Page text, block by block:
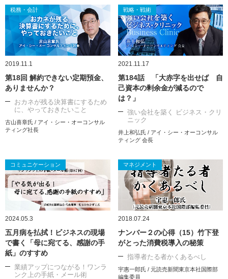
税務・会計
2019.11.1
第18回 解約できない定期預金、
ありませんか？
おカネが残る決算書にするため
に、やっておきたいこと
古山喜章氏 / アイ・シー・オーコンサル
ティング社長
戦略・戦術
2021.11.17
第184話 「大赤字を出せば 自
己資本の剰余金が減るので
は？」
強い会社を築く ビジネス・クリ
ニック
井上和弘氏 / アイ・シー・オーコンサル
ティング 会長
コミュニケーション
2024.05.3
五月病を払拭！ビジネスの現場
で書く「母に宛てる、感謝の手
紙」のすすめ
業績アップにつながる！ワンラ
ンク上の手紙・メール術
マネジメント
2018.07.24
ナンバー２の心得（15）竹下登
がとった消費税導入の秘策
指導者たる者かくあるべし
宇惠一郎氏 / 元読売新聞東京本社国際部
編集委員